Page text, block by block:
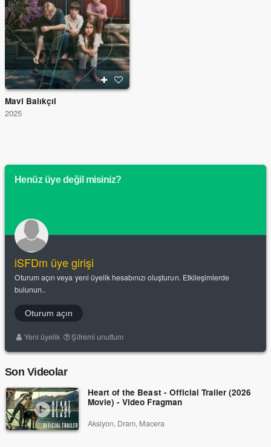
Mavi Balıkçıl
2025
Henüz üye değil misiniz?
iSFDm üye girişi
Oturum açın veya yeni üyelik hesabınızı oluşturun. Etkileşimlerde
bulunun..
Oturum açın
Yeni üyelik Şifremi unuttum
Son Videolar
Heart of the Beast - Official Trailer (2026
Movie) - Video Fragman
Aksiyon, Dram, Macera